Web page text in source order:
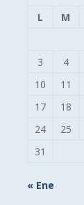
L
M
3
4
10
11
17
18
24
25
31
« Ene